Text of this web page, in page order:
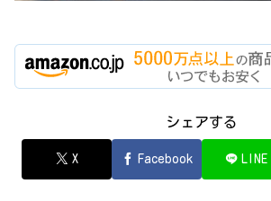
シェアする
X Facebook LINE